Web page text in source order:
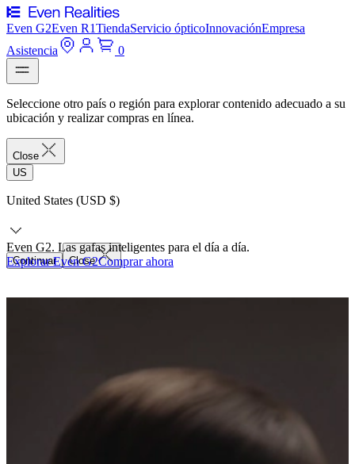
Even G2Even R1TiendaServicio ópticoInnovaciónEmpresa
Asistencia
0
Seleccione otro país o región para explorar contenido adecuado a su
ubicación y realizar compras en línea.
Close
US
United States (USD $)
Continuar Close
Even G2. Las gafas inteligentes para el día a día.
Explorar Even G2Comprar ahora